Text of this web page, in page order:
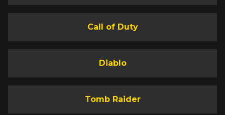
Call of Duty
Diablo
Tomb Raider